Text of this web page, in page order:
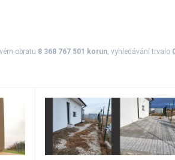
obratu 8 368 767 501 korun, vyhledávání trvalo